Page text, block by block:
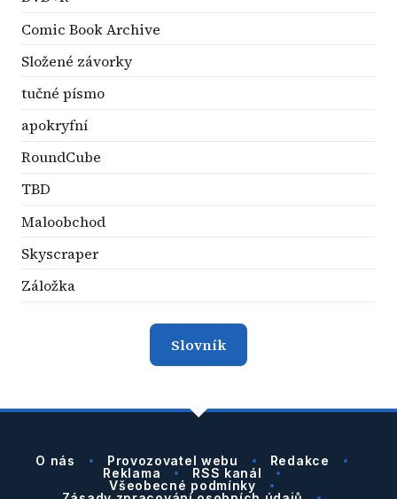
Comic Book Archive
Složené závorky
tučné písmo
apokryfní
RoundCube
TBD
Maloobchod
Skyscraper
Záložka
Slovník
O nás Provozovatel webu
Redakce
Reklama
RSS kanál
Všeobecné podmínky